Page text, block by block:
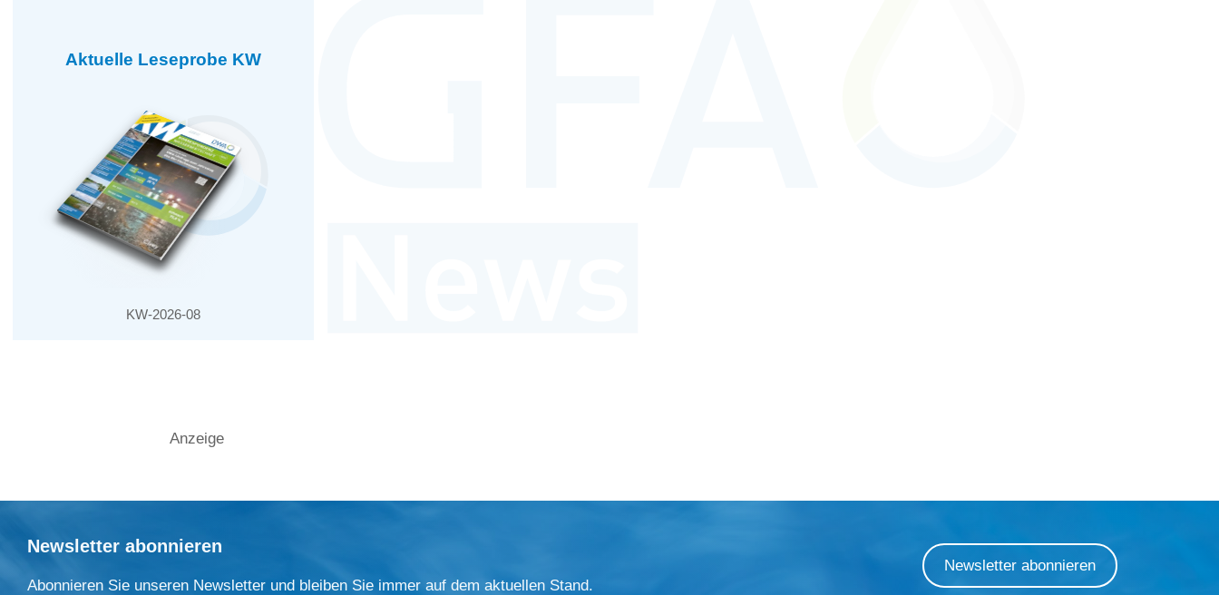
Aktuelle Leseprobe KW
KW-2026-08
Anzeige
Newsletter abonnieren
Abonnieren Sie unseren Newsletter und bleiben Sie immer auf dem aktuellen Stand.
Newsletter abonnieren